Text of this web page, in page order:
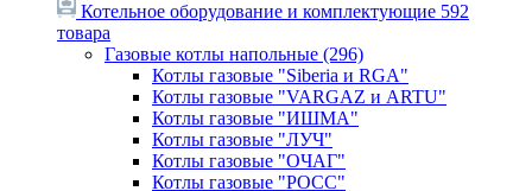
Котельное оборудование и комплектующие 592
товара
Газовые котлы напольные (296)
Котлы газовые "Siberia и RGA"
Котлы газовые "VARGAZ и ARTU"
Котлы газовые "ИШМА"
Котлы газовые "ЛУЧ"
Котлы газовые "ОЧАГ"
Котлы газовые "РОСС"